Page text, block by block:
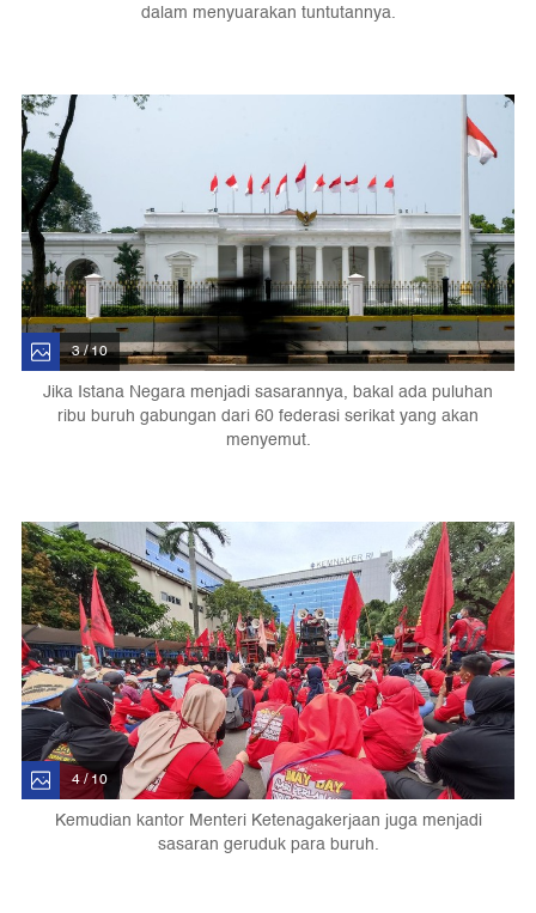
dalam menyuarakan tuntutannya.
3 / 10
Jika Istana Negara menjadi sasarannya, bakal ada puluhan
ribu buruh gabungan dari 60 federasi serikat yang akan
menyemut.
4 / 10
Kemudian kantor Menteri Ketenagakerjaan juga menjadi
sasaran geruduk para buruh.